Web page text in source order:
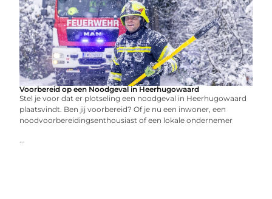
Voorbereid op een Noodgeval in Heerhugowaard
Stel je voor dat er plotseling een noodgeval in Heerhugowaard
plaatsvindt. Ben jij voorbereid? Of je nu een inwoner, een
noodvoorbereidingsenthousiast of een lokale ondernemer
...